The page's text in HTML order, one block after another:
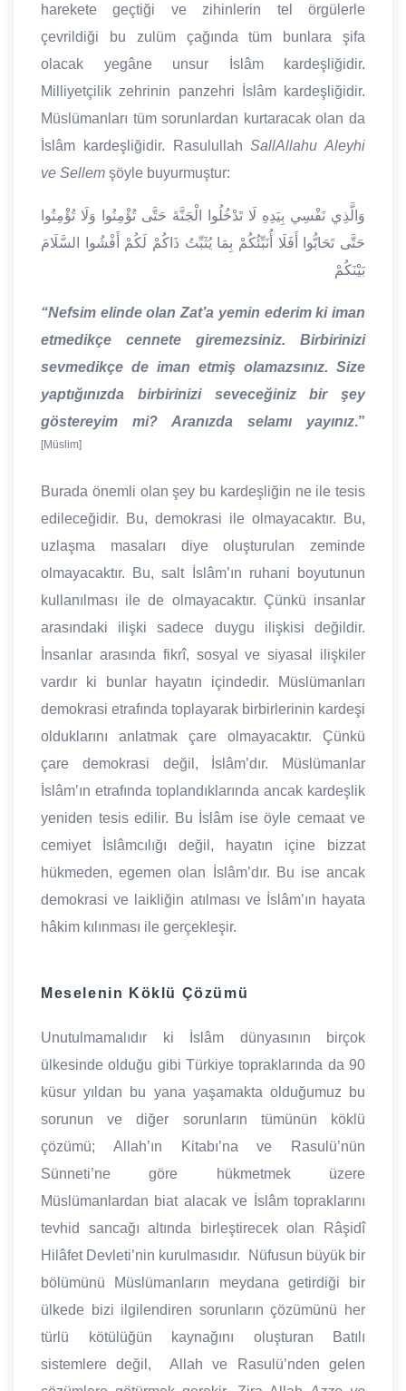
harekete geçtiği ve zihinlerin tel örgülerle
çevrildiği bu zulüm çağında tüm bunlara şifa
olacak yegâne unsur İslâm kardeşliğidir.
Milliyetçilik zehrinin panzehri İslâm kardeşliğidir.
Müslümanları tüm sorunlardan kurtaracak olan da
İslâm kardeşliğidir. RasulullahSallAllahu Aleyhi
ve Sellem şöyle buyurmuştur:
وَالَّذِي نَفْسِي بِيَدِهِ لَا تَدْخُلُوا الْجَنَّةَ حَتَّى تُؤْمِنُوا وَلَا تُؤْمِنُوا
حَتَّى تَحَابُّوا أَفَلَا أُنَبِّئُكُمْ بِمَا يُثَبِّتُ ذَاكُمْ لَكُمْ أَفْشُوا السَّلَامَ
بَيْنَكُمْ
“Nefsim elinde olan Zat’a yemin ederim ki iman
etmedikçe cennete giremezsiniz. Birbirinizi
sevmedikçe de iman etmiş olamazsınız. Size
yaptığınızda birbirinizi seveceğiniz bir şey
göstereyim mi? Aranızda selamı yayınız.”
[Müslim]
Burada önemli olan şey bu kardeşliğin ne ile tesis
edileceğidir. Bu, demokrasi ile olmayacaktır. Bu,
uzlaşma masaları diye oluşturulan zeminde
olmayacaktır. Bu, salt İslâm’ın ruhani boyutunun
kullanılması ile de olmayacaktır. Çünkü insanlar
arasındaki ilişki sadece duygu ilişkisi değildir.
İnsanlar arasında fikrî, sosyal ve siyasal ilişkiler
vardır ki bunlar hayatın içindedir. Müslümanları
demokrasi etrafında toplayarak birbirlerinin kardeşi
olduklarını anlatmak çare olmayacaktır. Çünkü
çare demokrasi değil, İslâm’dır. Müslümanlar
İslâm’ın etrafında toplandıklarında ancak kardeşlik
yeniden tesis edilir. Bu İslâm ise öyle cemaat ve
cemiyet İslâmcılığı değil, hayatın içine bizzat
hükmeden, egemen olan İslâm’dır. Bu ise ancak
demokrasi ve laikliğin atılması ve İslâm’ın hayata
hâkim kılınması ile gerçekleşir.
Meselenin Köklü Çözümü
Unutulmamalıdır ki İslâm dünyasının birçok
ülkesinde olduğu gibi Türkiye topraklarında da 90
küsur yıldan bu yana yaşamakta olduğumuz bu
sorunun ve diğer sorunların tümünün köklü
çözümü; Allah’ın Kitabı’na ve Rasulü’nün
Sünneti’ne göre hükmetmek üzere
Müslümanlardan biat alacak ve İslâm topraklarını
tevhid sancağı altında birleştirecek olan Râşidî
Hilâfet Devleti’nin kurulmasıdır. Nüfusun büyük bir
bölümünü Müslümanların meydana getirdiği bir
ülkede bizi ilgilendiren sorunların çözümünü her
türlü kötülüğün kaynağını oluşturan Batılı
sistemlere değil, Allah ve Rasulü’nden gelen